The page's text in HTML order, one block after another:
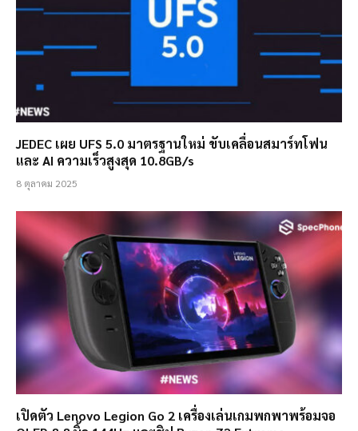
JEDEC เผย UFS 5.0 มาตรฐานใหม่ ขับเคลื่อนสมาร์ทโฟน
และ AI ความเร็วสูงสุด 10.8GB/s
8 ตุลาคม 2025
เปิดตัว Lenovo Legion Go 2 เครื่องเล่นเกมพกพาพร้อมจอ